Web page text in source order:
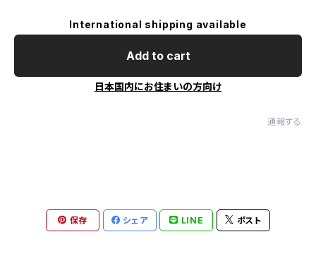
International shipping available
Add to cart
日本国内にお住まいの方向け
通報する
保存 シェア LINE ポスト